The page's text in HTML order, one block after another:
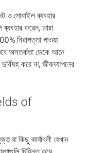
ও মোবাইল ব্যবহার
করেন, তারা
নিরাপত্তা পাওয়া
অসতর্কতা ডেকে আনে
করে না, জীবনযাপনের
of
যা কিছু কার্যাবলী যেখান